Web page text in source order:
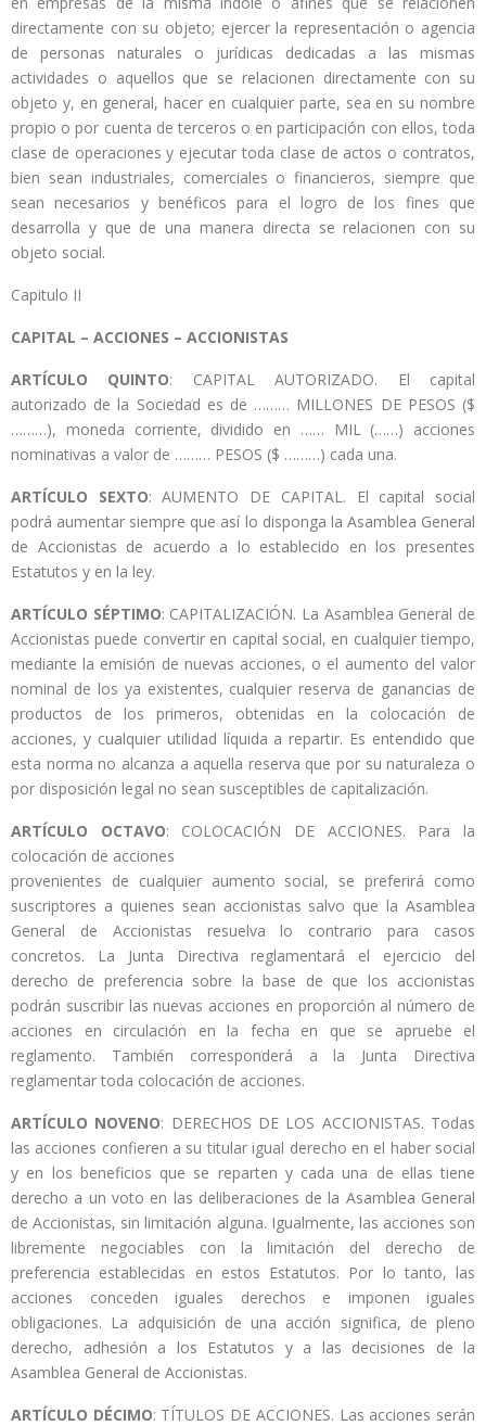
directamente con su objeto; ejercer la representación o agencia
de personas naturales o jurídicas dedicadas a las mismas
actividades o aquellos que se relacionen directamente con su
objeto y, en general, hacer en cualquier parte, sea en su nombre
propio o por cuenta de terceros o en participación con ellos, toda
clase de operaciones y ejecutar toda clase de actos o contratos,
bien sean industriales, comerciales o financieros, siempre que
sean necesarios y benéficos para el logro de los fines que
desarrolla y que de una manera directa se relacionen con su
objeto social.
Capitulo II
CAPITAL – ACCIONES – ACCIONISTAS
ARTÍCULO QUINTO: CAPITAL AUTORIZADO. El capital
autorizado de la Sociedad es de ……… MILLONES DE PESOS ($
………), moneda corriente, dividido en …… MIL (……) acciones
nominativas a valor de ……… PESOS ($ ………) cada una.
ARTÍCULO SEXTO: AUMENTO DE CAPITAL. El capital social
podrá aumentar siempre que así lo disponga la Asamblea General
de Accionistas de acuerdo a lo establecido en los presentes
Estatutos y en la ley.
ARTÍCULO SÉPTIMO: CAPITALIZACIÓN. La Asamblea General de
Accionistas puede convertir en capital social, en cualquier tiempo,
mediante la emisión de nuevas acciones, o el aumento del valor
nominal de los ya existentes, cualquier reserva de ganancias de
productos de los primeros, obtenidas en la colocación de
acciones, y cualquier utilidad líquida a repartir. Es entendido que
esta norma no alcanza a aquella reserva que por su naturaleza o
por disposición legal no sean susceptibles de capitalización.
ARTÍCULO OCTAVO: COLOCACIÓN DE ACCIONES. Para la
colocación de acciones
provenientes de cualquier aumento social, se preferirá como
suscriptores a quienes sean accionistas salvo que la Asamblea
General de Accionistas resuelva lo contrario para casos
concretos. La Junta Directiva reglamentará el ejercicio del
derecho de preferencia sobre la base de que los accionistas
podrán suscribir las nuevas acciones en proporción al número de
acciones en circulación en la fecha en que se apruebe el
reglamento. También corresponderá a la Junta Directiva
reglamentar toda colocación de acciones.
ARTÍCULO NOVENO: DERECHOS DE LOS ACCIONISTAS. Todas
las acciones confieren a su titular igual derecho en el haber social
y en los beneficios que se reparten y cada una de ellas tiene
derecho a un voto en las deliberaciones de la Asamblea General
de Accionistas, sin limitación alguna. Igualmente, las acciones son
libremente negociables con la limitación del derecho de
preferencia establecidas en estos Estatutos. Por lo tanto, las
acciones conceden iguales derechos e imponen iguales
obligaciones. La adquisición de una acción significa, de pleno
derecho, adhesión a los Estatutos y a las decisiones de la
Asamblea General de Accionistas.
ARTÍCULO DÉCIMO: TÍTULOS DE ACCIONES. Las acciones serán